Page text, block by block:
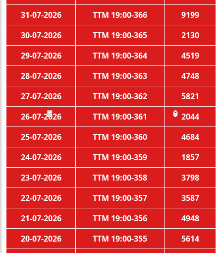
🧧 🏮
31-07-2026
TTM 19:00-366
9199
30-07-2026
TTM 19:00-365
2130
29-07-2026
TTM 19:00-364
4519
28-07-2026
TTM 19:00-363
4748
27-07-2026
TTM 19:00-362
5821
26-07-2026
TTM 19:00-361
2044
25-07-2026
TTM 19:00-360
4684
24-07-2026
TTM 19:00-359
1857
23-07-2026
TTM 19:00-358
3798
22-07-2026
TTM 19:00-357
3587
21-07-2026
TTM 19:00-356
4948
20-07-2026
TTM 19:00-355 5614